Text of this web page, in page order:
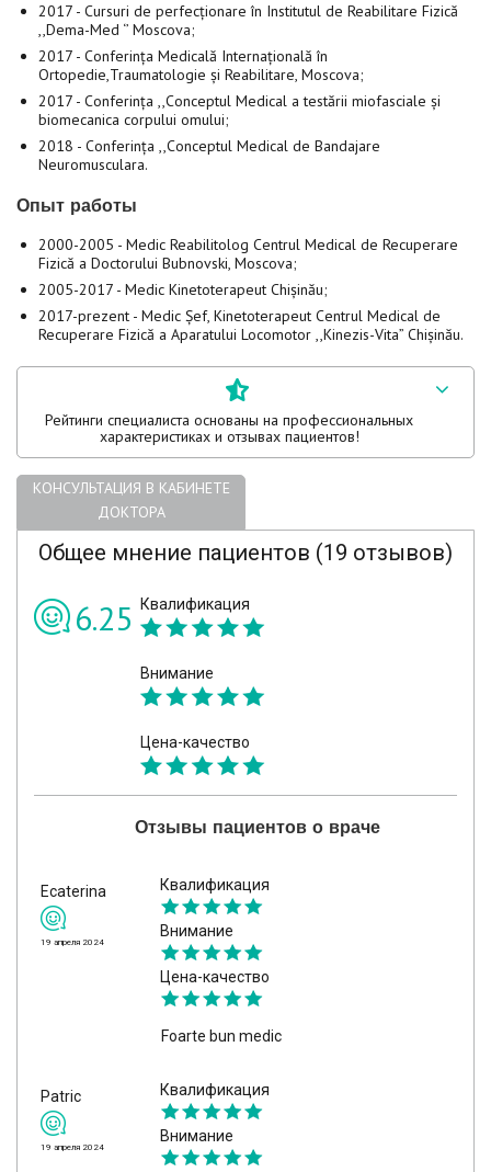
2017 - Cursuri de perfecționare în Institutul de Reabilitare Fizică
,,Dema-Med ‘’ Moscova;
2017 - Conferința Medicală Internațională în
Ortopedie,Traumatologie și Reabilitare, Moscova;
2017 - Conferința ,,Conceptul Medical a testării miofasciale și
biomecanica corpului omului;
2018 - Conferința ,,Conceptul Medical de Bandajare
Neuromusculara.
Опыт работы
2000-2005 - Medic Reabilitolog Centrul Medical de Recuperare
Fizică a Doctorului Bubnovski, Moscova;
2005-2017 - Medic Kinetoterapeut Chișinău;
2017-prezent - Medic Șef, Kinetoterapeut Centrul Medical de
Recuperare Fizică a Aparatului Locomotor ,,Kinezis-Vita” Chișinău.
Рейтинги специалиста основаны на профессиональных
характеристиках и отзывах пациентов!
КОНСУЛЬТАЦИЯ В КАБИНЕТЕ
ДОКТОРА
Общее мнение пациентов (19 отзывов)
6.25 Квалификация
Внимание
Цена-качество
Отзывы пациентов о враче
Ecaterina
19 апреля 2024
Квалификация
Внимание
Цена-качество
Foarte bun medic
Patric
19 апреля 2024
Квалификация
Внимание